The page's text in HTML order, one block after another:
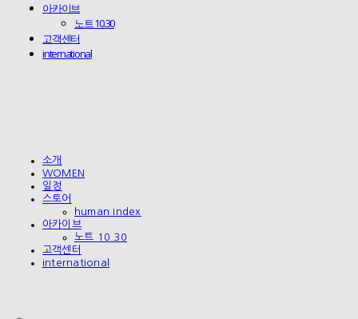
아카이브
노트 10.30
고객센터
international
소개
WOMEN
일정
스토어
human index
아카이브
노트 10.30
고객센터
international